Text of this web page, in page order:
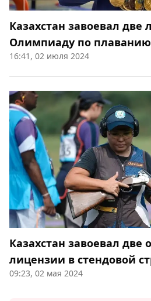
Казахстан завоевал две
Олимпиаду по плаванию
16:41, 02 июля 2024
Казахстан завоевал
лицензии в стендовой
09:23, 02 мая 2024